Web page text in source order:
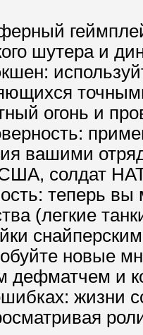
шутера и
огонь и
вашими
солдат
теперь
(легкие
новые
дефматчем и
жизни